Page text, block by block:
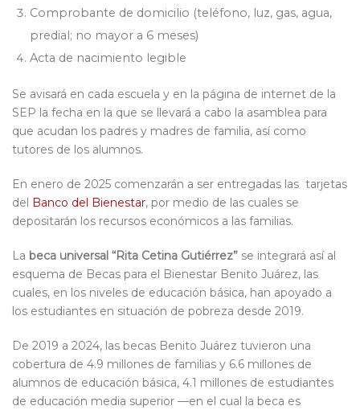
Comprobante de domicilio (teléfono, luz, gas, agua,
predial; no mayor a 6 meses)
Acta de nacimiento legible
Se avisará en cada escuela y en la página de internet de la
SEP la fecha en la que se llevará a cabo la asamblea para
que acudan los padres y madres de familia, así como
tutores de los alumnos.
En enero de 2025 comenzarán a ser entregadas las tarjetas
del
Banco del Bienestar, por medio de las cuales se
depositarán los recursos económicos a las familias.
La beca universal “Rita Cetina Gutiérrez” se integrará así al
esquema de Becas para el Bienestar Benito Juárez, las
cuales, en los niveles de educación básica, han apoyado a
los estudiantes en situación de pobreza desde 2019.
De 2019 a 2024, las becas Benito Juárez tuvieron una
cobertura de 4.9 millones de familias y 6.6 millones de
alumnos de educación básica, 4.1 millones de estudiantes
de educación media superior —en el cual la beca es